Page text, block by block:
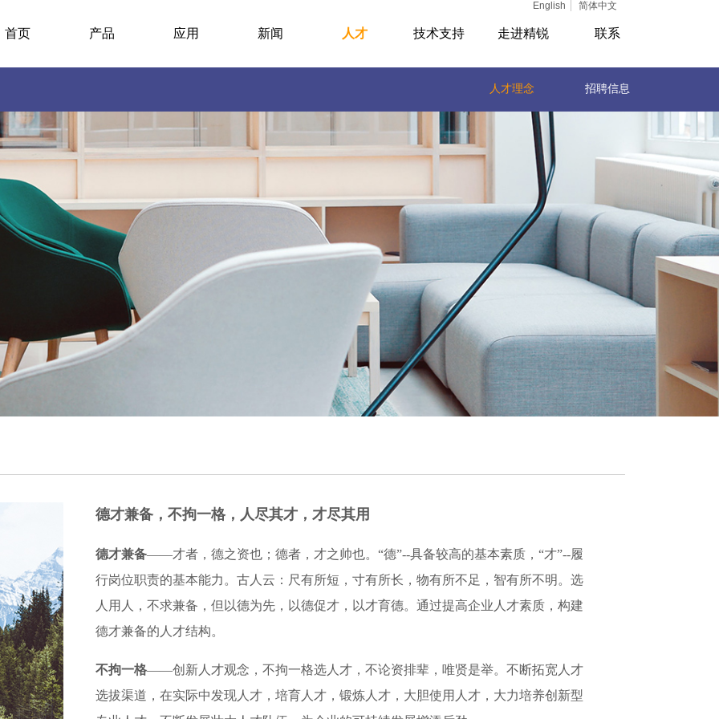
首页 产品 应用 新闻 人才 技术支持 走进精锐 联系
English 简体中文
人才理念 招聘信息
德才兼备，不拘一格，人尽其才，才尽其用
德才兼备——才者，德之资也；德者，才之帅也。“德”--具备较高的基本素质，“才”--履
行岗位职责的基本能力。古人云：尺有所短，寸有所长，物有所不足，智有所不明。选
人用人，不求兼备，但以德为先，以德促才，以才育德。通过提高企业人才素质，构建
德才兼备的人才结构。
不拘一格——创新人才观念，不拘一格选人才，不论资排辈，唯贤是举。不断拓宽人才
选拔渠道，在实际中发现人才，培育人才，锻炼人才，大胆使用人才，大力培养创新型